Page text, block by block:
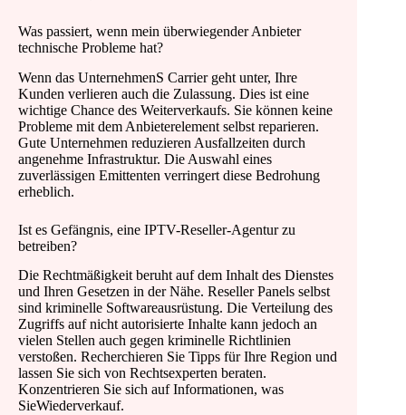
Was passiert, wenn mein überwiegender Anbieter
technische Probleme hat?
Wenn das UnternehmenS Carrier geht unter, Ihre
Kunden verlieren auch die Zulassung. Dies ist eine
wichtige Chance des Weiterverkaufs. Sie können keine
Probleme mit dem Anbieterelement selbst reparieren.
Gute Unternehmen reduzieren Ausfallzeiten durch
angenehme Infrastruktur. Die Auswahl eines
zuverlässigen Emittenten verringert diese Bedrohung
erheblich.
Ist es Gefängnis, eine IPTV-Reseller-Agentur zu
betreiben?
Die Rechtmäßigkeit beruht auf dem Inhalt des Dienstes
und Ihren Gesetzen in der Nähe. Reseller Panels selbst
sind kriminelle Softwareausrüstung. Die Verteilung des
Zugriffs auf nicht autorisierte Inhalte kann jedoch an
vielen Stellen auch gegen kriminelle Richtlinien
verstoßen. Recherchieren Sie Tipps für Ihre Region und
lassen Sie sich von Rechtsexperten beraten.
Konzentrieren Sie sich auf Informationen, was
SieWiederverkauf.